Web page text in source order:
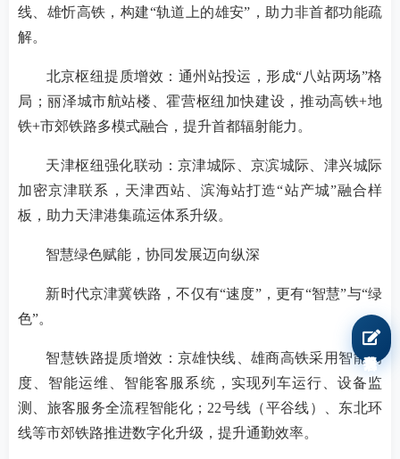
线、雄忻高铁，构建“轨道上的雄安”，助力非首都功能疏
解。
北京枢纽提质增效：通州站投运，形成“八站两场”格
局；丽泽城市航站楼、霍营枢纽加快建设，推动高铁+地
铁+市郊铁路多模式融合，提升首都辐射能力。
天津枢纽强化联动：京津城际、京滨城际、津兴城际
加密京津联系，天津西站、滨海站打造“站产城”融合样
板，助力天津港集疏运体系升级。
智慧绿色赋能，协同发展迈向纵深
新时代京津冀铁路，不仅有“速度”，更有“智慧”与“绿
色”。
智慧铁路提质增效：京雄快线、雄商高铁采用智能调
度、智能运维、智能客服系统，实现列车运行、设备监
测、旅客服务全流程智能化；22号线（平谷线）、东北环
线等市郊铁路推进数字化升级，提升通勤效率。
我要报名